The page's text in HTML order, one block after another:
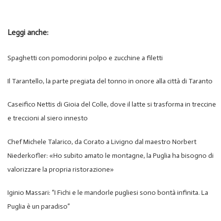
Leggi anche:
Spaghetti con pomodorini polpo e zucchine a filetti
Il Tarantello, la parte pregiata del tonno in onore alla città di Taranto
Caseifico Nettis di Gioia del Colle, dove il latte si trasforma in treccine
e treccioni al siero innesto
Chef Michele Talarico, da Corato a Livigno dal maestro Norbert
Niederkofler: «Ho subito amato le montagne, la Puglia ha bisogno di
valorizzare la propria ristorazione»
Iginio Massari: “I Fichi e le mandorle pugliesi sono bontà infinita. La
Puglia è un paradiso”